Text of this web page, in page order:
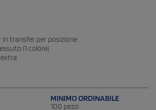
transfer per posizione
(1 colore)
MINIMO ORDINABILE
100 pezzi